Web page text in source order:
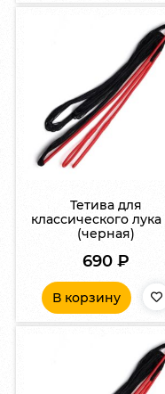
Тетива для
классического
(черная)
690₽
В корзину